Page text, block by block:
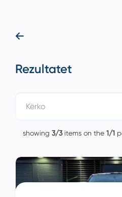
Rezultatet
showing 3/3 items on the 1/1